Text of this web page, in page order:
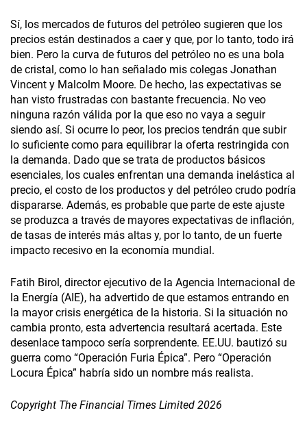
Sí, los mercados de futuros del petróleo sugieren que los
precios están destinados a caer y que, por lo tanto, todo irá
bien. Pero la curva de futuros del petróleo no es una bola
de cristal, como lo han señalado mis colegas Jonathan
Vincent y Malcolm Moore. De hecho, las expectativas se
han visto frustradas con bastante frecuencia. No veo
ninguna razón válida por la que eso no vaya a seguir
siendo así. Si ocurre lo peor, los precios tendrán que subir
lo suficiente como para equilibrar la oferta restringida con
la demanda. Dado que se trata de productos básicos
esenciales, los cuales enfrentan una demanda inelástica al
precio, el costo de los productos y del petróleo crudo podría
dispararse. Además, es probable que parte de este ajuste
se produzca a través de mayores expectativas de inflación,
de tasas de interés más altas y, por lo tanto, de un fuerte
impacto recesivo en la economía mundial.
Fatih Birol, director ejecutivo de la Agencia Internacional de
la Energía (AIE), ha advertido de que estamos entrando en
la mayor crisis energética de la historia. Si la situación no
cambia pronto, esta advertencia resultará acertada. Este
desenlace tampoco sería sorprendente. EE.UU. bautizó su
guerra como “Operación Furia Épica”. Pero “Operación
Locura Épica” habría sido un nombre más realista.
Copyright The Financial Times Limited 2026